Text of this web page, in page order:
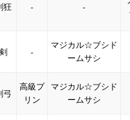
狂 - -
剣 -
マジカル☆ブシド
ームサシ
弓
高級プ
リン
マジカル☆ブシド
ームサシ